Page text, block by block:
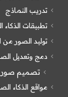
تدريب النماذج
تطبيقات الذكاء
توليد الصور
دمج وتعديل
تصميم صور
مواقع الذكاء